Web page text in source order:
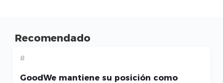
Recomendado
#
GoodWe mantiene su posición como